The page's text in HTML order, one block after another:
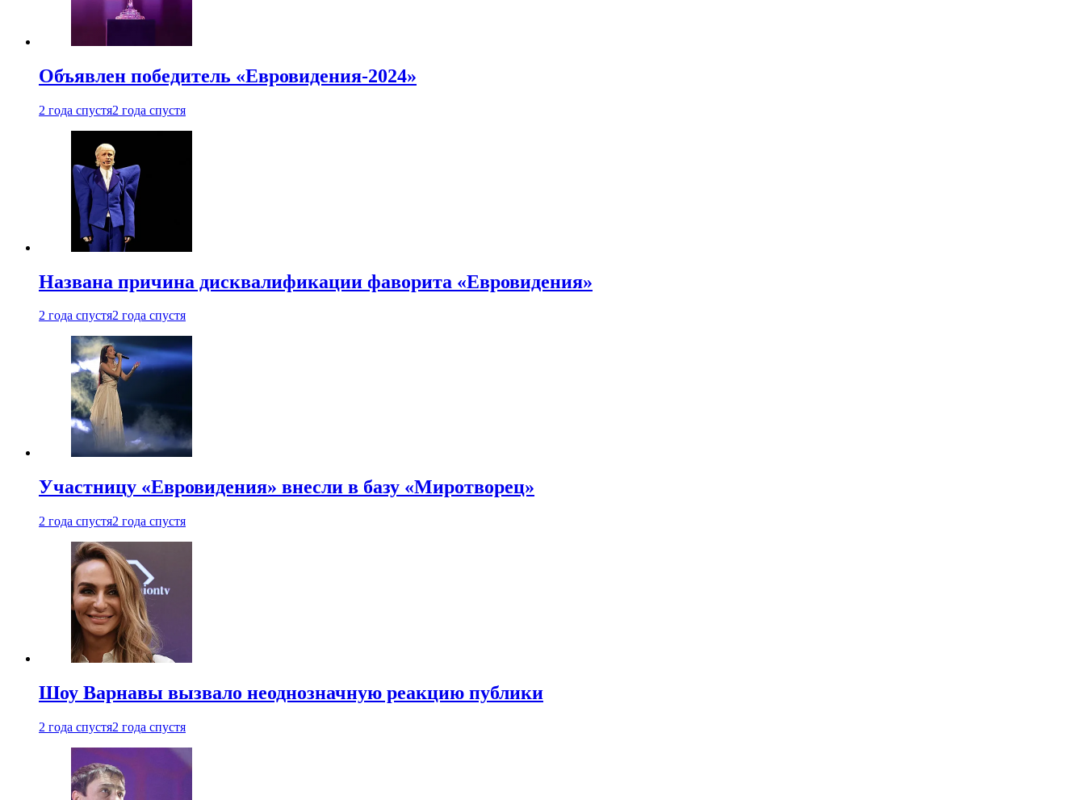
Объявлен победитель «Евровидения-2024»
2 года спустя2 года спустя
Названа причина дисквалификации фаворита «Евровидения»
2 года спустя2 года спустя
Участницу «Евровидения» внесли в базу «Миротворец»
2 года спустя2 года спустя
Шоу Варнавы вызвало неоднозначную реакцию публики
2 года спустя2 года спустя